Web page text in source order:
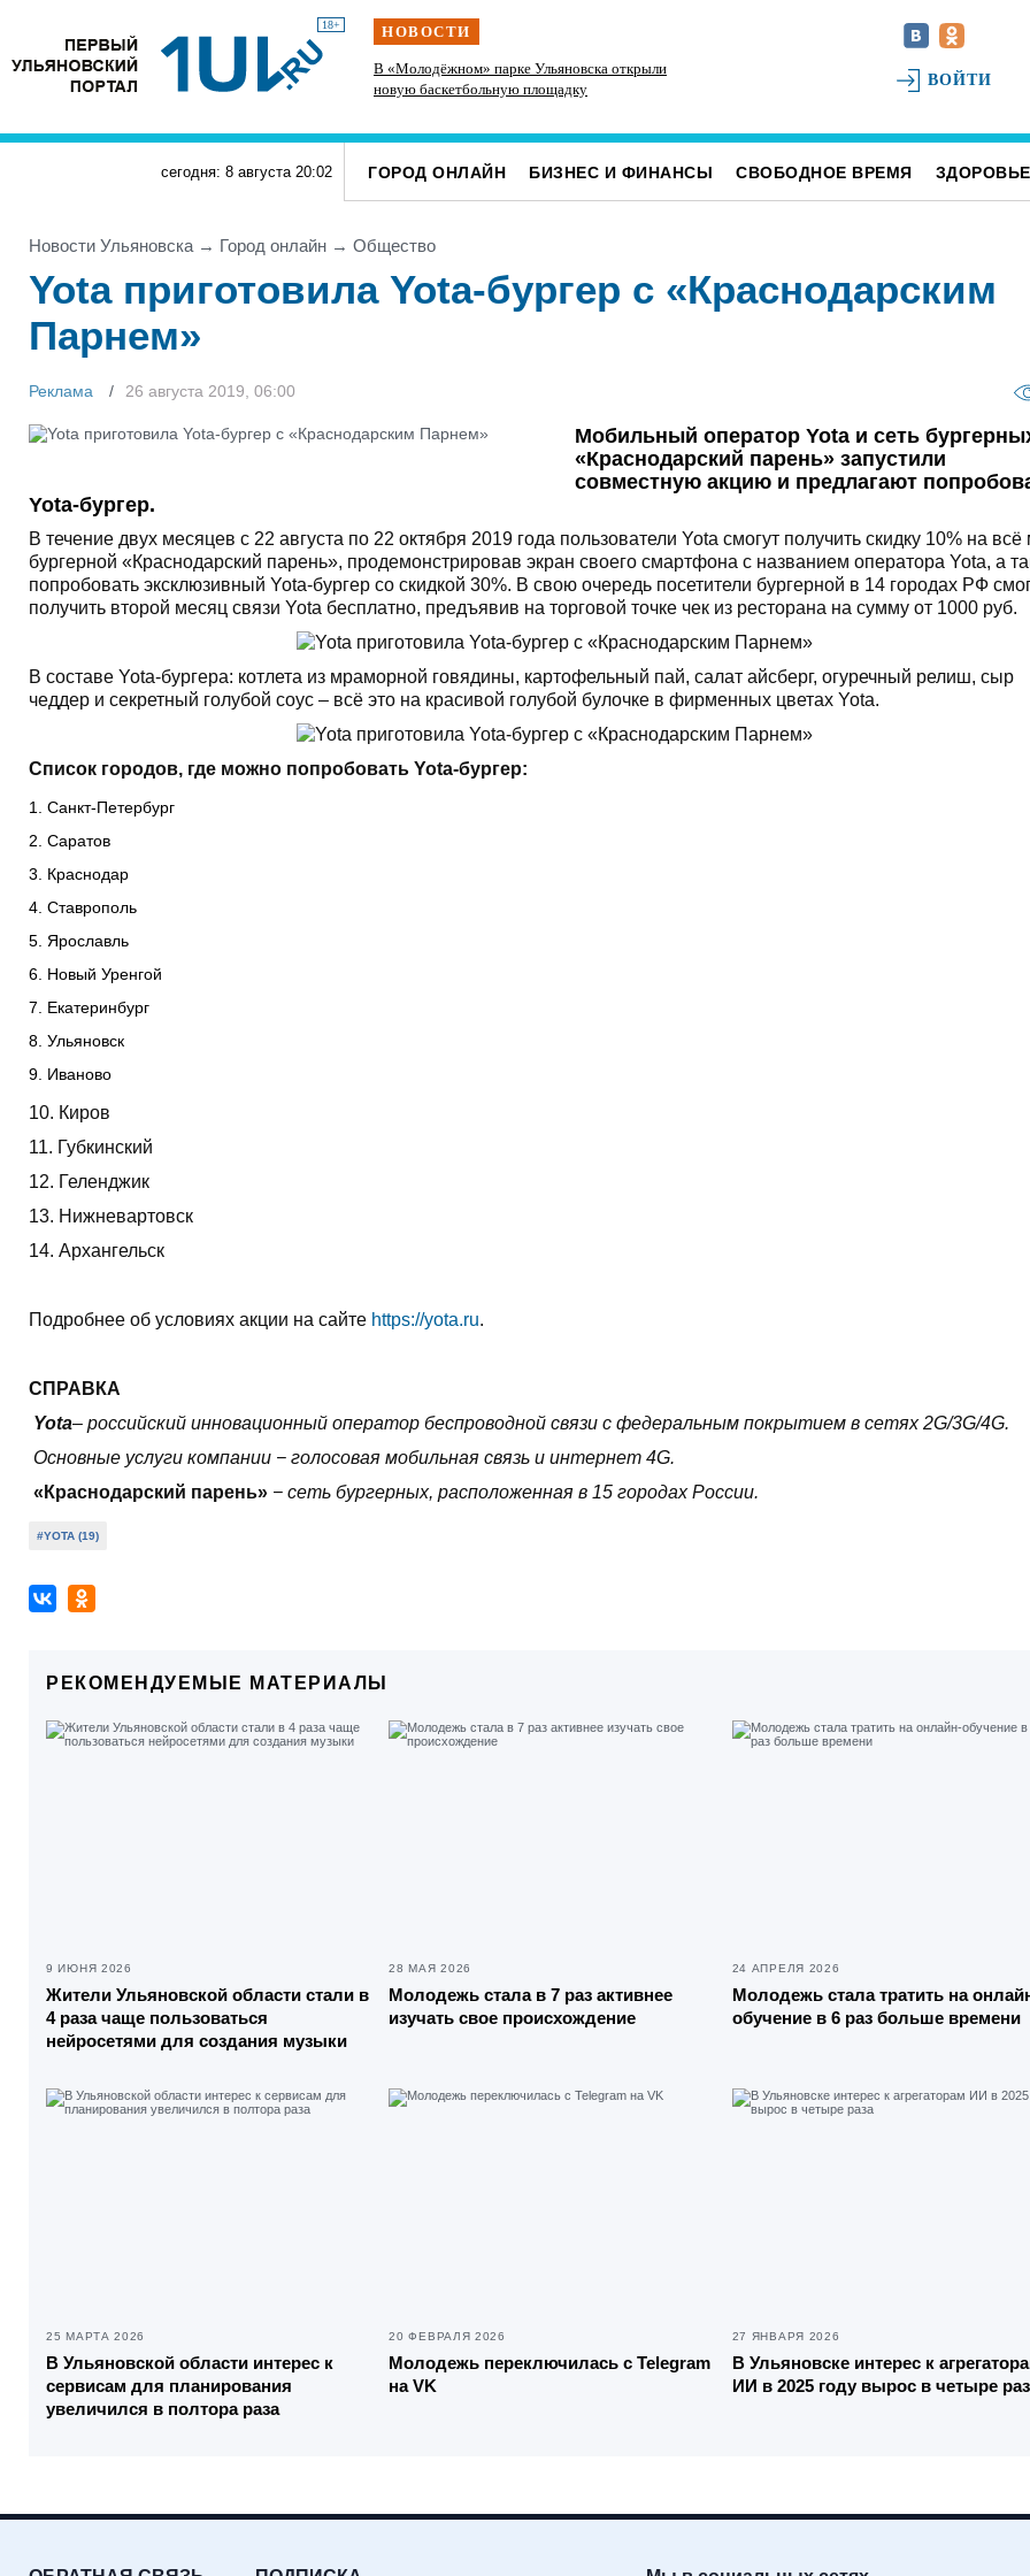
18+ НОВОСТИ
и На участке проспекта Гая в Ульяновске
запретили остановку транспорта
В «Молодёжном» парке Ульяновска открыли
новую баскетбольную площадку
В Ульяновском районе благоустраивают место
ВОЙТИ
сегодня: 8 августа 20:02 ГОРОД ОНЛАЙН БИЗНЕС И ФИНАНСЫ СВОБОДНОЕ ВРЕМЯ ЗДОРОВЬЕ
Новости Ульяновска → Город онлайн → Общество
Yota приготовила Yota-бургер с «Краснодарским
Парнем»
Реклама 26 августа 2019, 06:00
Мобильный оператор Yota и сеть
«Краснодарский парень» запустили
совместную акцию и предлагают
Yota-бургер.
В течение двух месяцев с 22 августа по 22 октября 2019 года пользователи Yota смогут получить скидку 10% на
бургерной «Краснодарский парень», продемонстрировав экран своего смартфона с названием оператора Yota, а
попробовать эксклюзивный Yota-бургер со скидкой 30%. В свою очередь посетители бургерной в 14 городах РФ
получить второй месяц связи Yota бесплатно, предъявив на торговой точке чек из ресторана на сумму от 1000 руб.
В составе Yota-бургера: котлета из мраморной говядины, картофельный пай, салат айсберг, огуречный релиш, сыр
чеддер и секретный голубой соус – всё это на красивой голубой булочке в фирменных цветах Yota.
Список городов, где можно попробовать Yota-бургер:
Санкт-Петербург
Саратов
Краснодар
Ставрополь
Ярославль
Новый Уренгой
Екатеринбург
Ульяновск
Иваново
10. Киров
11. Губкинский
12. Геленджик
13. Нижневартовск
14. Архангельск
Подробнее об условиях акции на сайте https://yota.ru.
СПРАВКА
Yota– российский инновационный оператор беспроводной связи с федеральным покрытием в сетях 2G/3G/4G.
Основные услуги компании − голосовая мобильная связь и интернет 4G.
«Краснодарский парень» − сеть бургерных, расположенная в 15 городах России.
#YOTA (19)
РЕКОМЕНДУЕМЫЕ МАТЕРИАЛЫ
9 ИЮНЯ 2026
Жители Ульяновской области стали в
4 раза чаще пользоваться
нейросетями для создания музыки
28 МАЯ 2026
Молодежь стала в 7 раз активнее
изучать свое происхождение
24 АПРЕЛЯ 2026
Молодежь стала тратить на
обучение в 6 раз больше времени
25 МАРТА 2026
В Ульяновской области интерес к
сервисам для планирования
увеличился в полтора раза
20 ФЕВРАЛЯ 2026
Молодежь переключилась с Telegram
на VK
27 ЯНВАРЯ 2026
В Ульяновске интерес к
ИИ в 2025 году вырос в четыре